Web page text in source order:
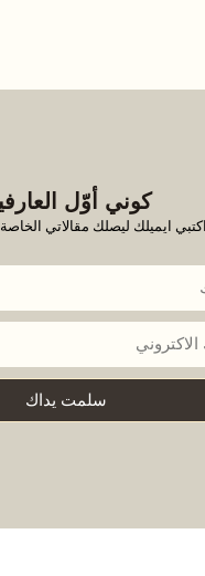
كوني أوّل
اكتبي ايميلك ليصلك مقالاتي الخاصة
سلمت يداك